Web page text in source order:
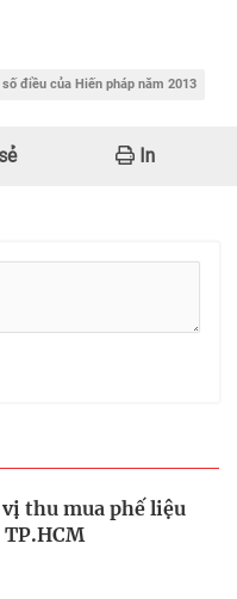
điều của Hiến pháp năm 2013
In
thu mua phế liệu